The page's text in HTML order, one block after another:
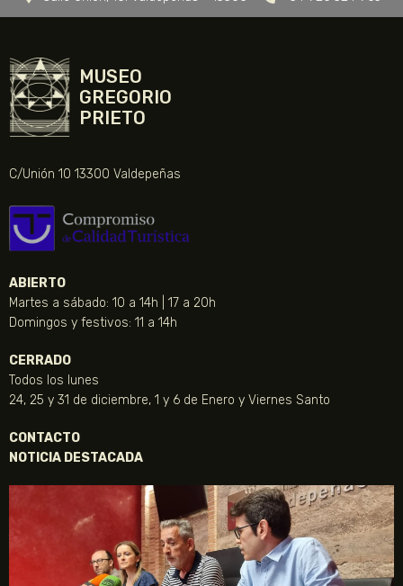
MUSEO
GREGORIO
PRIETO
C/Unión 10 13300 Valdepeñas
ABIERTO
Martes a sábado: 10 a 14h | 17 a 20h
Domingos y festivos: 11 a 14h
CERRADO
Todos los lunes
24, 25 y 31 de diciembre, 1 y 6 de Enero y Viernes Santo
CONTACTO
NOTICIA DESTACADA